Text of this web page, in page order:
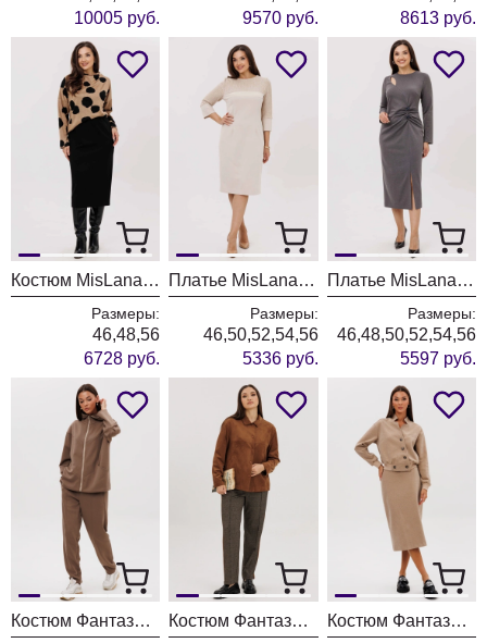
10005 руб.
9570 руб.
8613 руб.
Костюм MisLana 1247
Размеры:
46,48,56
6728 руб.
Платье MisLana 1244
Размеры:
46,50,52,54,56
5336 руб.
Платье MisLana 1231
Размеры:
46,48,50,52,54,56
5597 руб.
Костюм Фантазия Мод 5232 Костюм Фантазия Мод 5242 Костюм Фантазия Мод 5227